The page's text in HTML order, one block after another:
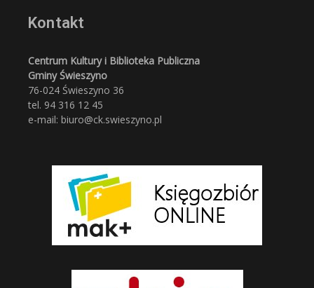
Kontakt
Centrum Kultury i Biblioteka Publiczna
Gminy Świeszyno
76-024 Świeszyno 36
tel. 94 316 12 45
e-mail: biuro@ck.swieszyno.pl